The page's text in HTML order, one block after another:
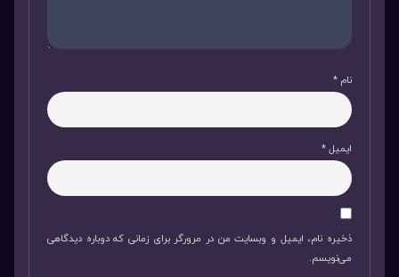
نام *
ایمیل*
ذخیره نام، ایمیل و وبسایت من در مرورگر برای زمانی که دوباره دیدگاهی
می‌نویسم.